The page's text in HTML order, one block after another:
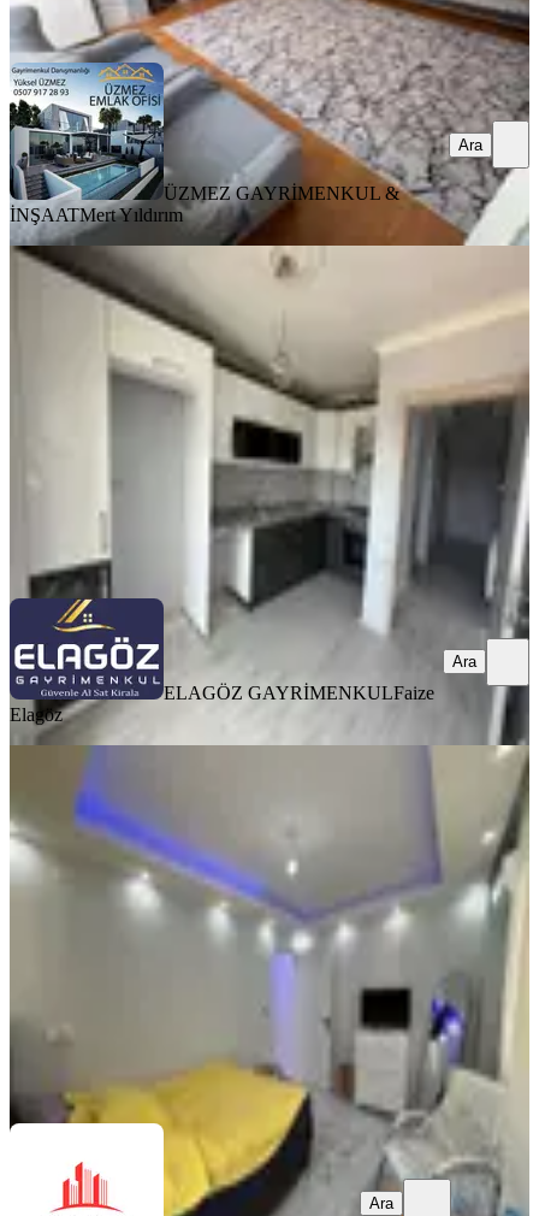
Ara
ÜZMEZ GAYRİMENKUL &
İNŞAATMert Yıldırım
Ara
YENİ
Fatıh Mahallesı 4 + 1 Dubleks
Bergama, Fatih Mahallesi
4+1 · 185 m²·4. Kat
6.450.000 ₺
ELAGÖZ GAYRİMENKULFaize Elagöz
Ara
ELAGÖZ GAYRİMENKULFaize
Elagöz
Ara
Zafer Mahallesi Satılık Kapalı Mutfak
Bergama, Zafer Mahallesi
1+1
49 m²·Kot 1 06.08.2026
3.000.000 ₺
Ara